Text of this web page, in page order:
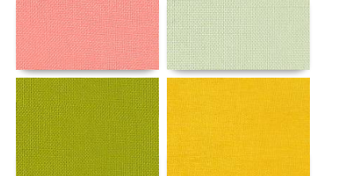
Αναλυτικά Αναλυτικά